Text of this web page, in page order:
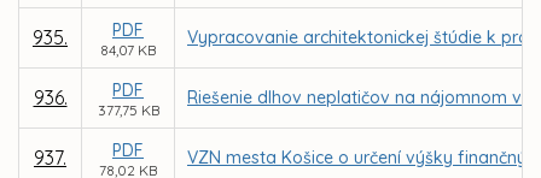
935. PDF
84,07 KB
Vypracovanie architektonickej štúdie k
936. PDF
377,75 KB
Riešenie dlhov neplatičov na nájomnom v
937. PDF
78,02 KB
VZN mesta Košice o určení výšky